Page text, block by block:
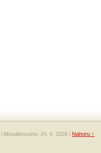
| Aktualizováno: 24. 4. 2026 | Nahoru ↑